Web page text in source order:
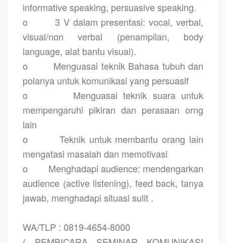
informative speaking, persuasive speaking.
o
3 V dalam presentasi: vocal, verbal,
visual/non verbal (penampilan, body
language, alat bantu visual).
o
Menguasai teknik Bahasa tubuh dan
polanya untuk komunikasi yang persuasif
o
Menguasai teknik suara untuk
mempengaruhi pikiran dan perasaan orng
lain
o
Teknik untuk membantu orang lain
mengatasi masalah dan memotivasi
o
Menghadapi audience: mendengarkan
audience (active listening), feed back, tanya
jawab, menghadapi situasi sulit .
WA/TLP : 0819-4654-8000